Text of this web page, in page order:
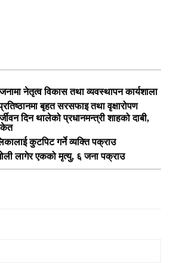
नेतृत्व विकास तथा व्यवस्थापन कार्यशाला
प्रतिष्ठानमा बृहत सरसफाइ तथा वृक्षारोपण
दिन थालेको प्रधानमन्त्री शाहको दाबी,
कुटपिट गर्ने व्यक्ति पक्राउ
लागेर एकको मृत्यु, ६ जना पक्राउ